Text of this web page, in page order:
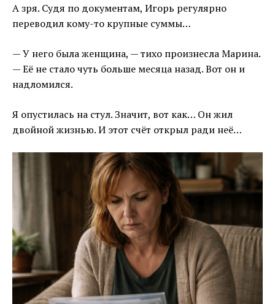
А зря. Судя по документам, Игорь регулярно
переводил кому-то крупные суммы…
— У него была женщина, — тихо произнесла Марина.
— Её не стало чуть больше месяца назад. Вот он и
надломился.
Я опустилась на стул. Значит, вот как… Он жил
двойной жизнью. И этот счёт открыл ради неё…